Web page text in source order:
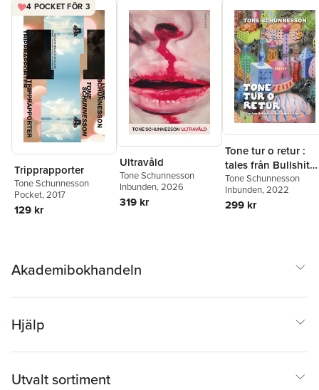
4 POCKET FÖR 3
Tripprapporter
Tone Schunnesson
Pocket, 2017
129 kr
Ultravåld
Tone Schunnesson
Inbunden, 2026
319 kr
Tone tur o retur :
tales från Bullshit
city och andra
ställen
Tone Schunnesson
Inbunden, 2022
299 kr
Akademibokhandeln
Hjälp
Utvalt sortiment